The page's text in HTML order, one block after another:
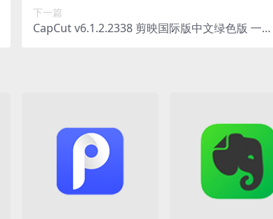
下一篇
CapCut v6.1.2.2338 剪映国际版中文绿色版 一款